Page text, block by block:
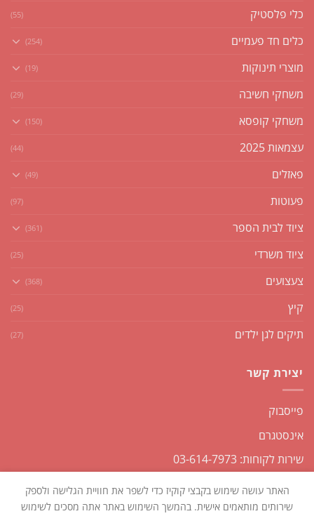
כלי פלסטיק (55)
כלים חד פעמיים (254)
מוצרי תינוקות (19)
משחקי חשיבה (29)
משחקי קופסא (150)
עצמאות 2025 (44)
פאזלים (49)
פעוטות (97)
ציוד לבית הספר (361)
ציוד משרדי (25)
צעצועים (368)
קיץ (25)
תיקים לגן ילדים (27)
יצירת קשר
פייסבוק
אינסטגרם
שירות לקוחות: 03-614-7973
האתר עושה שימוש בקבצי קוקיז כדי לשפר את חוויית הגלישה ולספק
שירותים מותאמים אישית. בהמשך השימוש באתר אתה מסכים לשימוש